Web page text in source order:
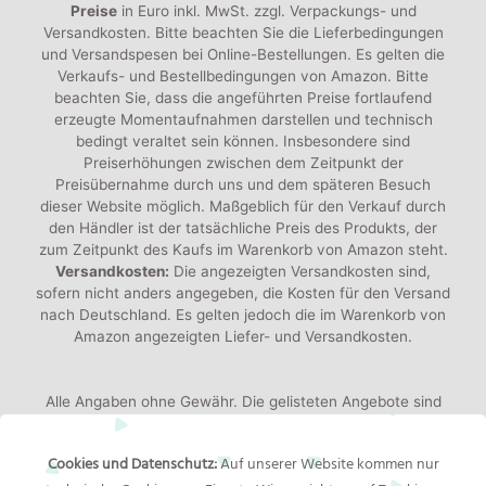
Preisein Euro inkl. MwSt. zzgl. Verpackungs- und
Versandkosten. Bitte beachten Sie die Lieferbedingungen
und Versandspesen bei Online-Bestellungen. Es gelten die
Verkaufs- und Bestellbedingungen von Amazon. Bitte
beachten Sie, dass die angeführten Preise fortlaufend
erzeugte Momentaufnahmen darstellen und technisch
bedingt veraltet sein können. Insbesondere sind
Preiserhöhungen zwischen dem Zeitpunkt der
Preisübernahme durch uns und dem späteren Besuch
dieser Website möglich. Maßgeblich für den Verkauf durch
den Händler ist der tatsächliche Preis des Produkts, der
zum Zeitpunkt des Kaufs im Warenkorb von Amazon steht.
Versandkosten: Die angezeigten Versandkosten sind,
sofern nicht anders angegeben, die Kosten für den Versand
nach Deutschland. Es gelten jedoch die im Warenkorb von
Amazon angezeigten Liefer- und Versandkosten.
Alle Angaben ohne Gewähr. Die gelisteten Angebote sind
keine verbindlichen Werbeaussagen der Anbieter!
jeweiligen Händler oder Hersteller bereitgestellt. Das
Cookies und Datenschutz:Auf unserer Website kommen nur